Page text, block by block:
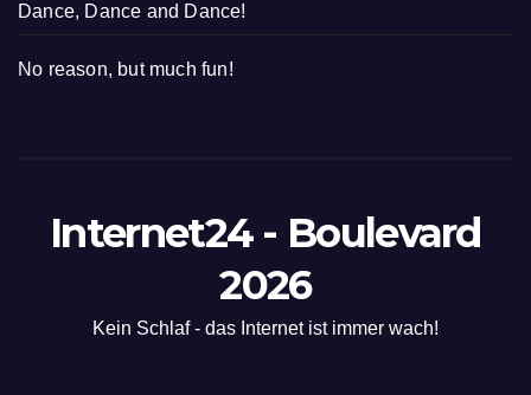
Dance, Dance and Dance!
No reason, but much fun!
Internet24 - Boulevard
2026
Kein Schlaf - das Internet ist immer wach!